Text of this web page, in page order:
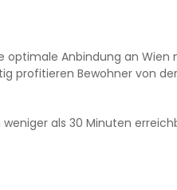
optimale Anbindung an Wien
profitieren Bewohner von der
als 30 Minuten